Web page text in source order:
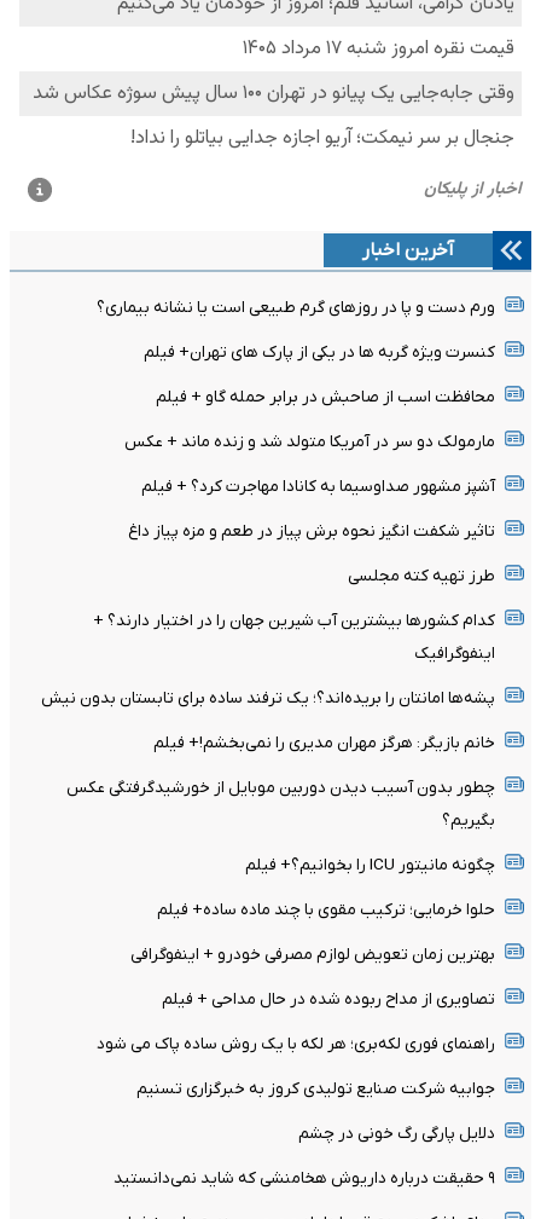
آخرین اخبار
ورم دست و پا در روزهای گرم طبیعی است یا نشانه بیماری؟
کنسرت ویژه گربه ها در یکی از پارک های تهران+ فیلم
محافظت اسب از صاحبش در برابر حمله گاو + فیلم
مارمولک دو سر در آمریکا متولد شد و زنده ماند + عکس
آشپز مشهور صداوسیما به کانادا مهاجرت کرد؟ + فیلم
تاثیر شکفت انگیز نحوه برش پیاز در طعم و مزه پیاز داغ
طرز تهیه کته مجلسی
کدام کشورها بیشترین آب شیرین جهان را در اختیار دارند؟ +
اینفوگرافیک
پشه‌ها امانتان را بریده‌اند؟؛ یک ترفند ساده برای تابستان بدون نیش
خانم بازیگر: هرگز مهران مدیری را نمی‌بخشم!+ فیلم
چطور بدون آسیب دیدن دوربین موبایل از خورشیدگرفتگی عکس
بگیریم؟
چگونه مانیتور ICU را بخوانیم؟+ فیلم
حلوا خرمایی؛ ترکیب مقوی با چند ماده ساده+ فیلم
بهترین زمان تعویض لوازم مصرفی خودرو + اینفوگرافی
تصاویری از مداح ربوده شده در حال مداحی + فیلم
راهنمای فوری لکه‌بری؛ هر لکه با یک روش ساده پاک می شود
جوابیه شرکت صنایع تولیدی کروز به خبرگزاری تسنیم
دلایل پارگی رگ خونی در چشم
۹ حقیقت درباره داریوش هخامنشی که شاید نمی‌دانستید